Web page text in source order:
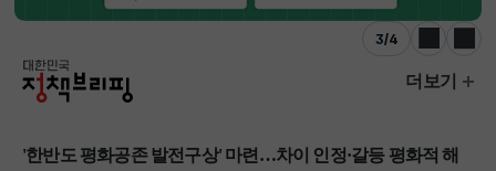
3/4
이전 다음